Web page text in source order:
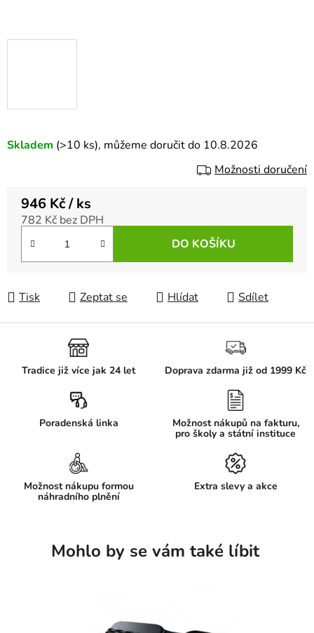
Možnosti doručení
Skladem (>10 ks), můžeme doručit do 10.8.2026
946 Kč/ ks
782 Kč bez DPH
Měrná cena:
DO KOŠÍKU
Tisk Zeptat se Hlídat Sdílet
Tradice již více jak 24 let Doprava zdarma již od 1999 Kč
Poradenská linka Možnost nákupů na fakturu,
pro školy a státní instituce
Možnost nákupu formou
náhradního plnění
Extra slevy a akce
Mohlo by se vám také líbit